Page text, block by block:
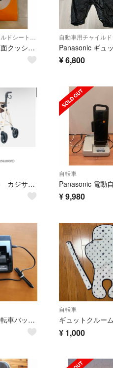
Panasonic 座面クッションNCD510/ギュットクルーム用
¥6,800
パナソニック カジサポ歩行器
自転車
¥9,980
Panasonic 自転車バッテリー 充電器
自転車
¥ 1,000